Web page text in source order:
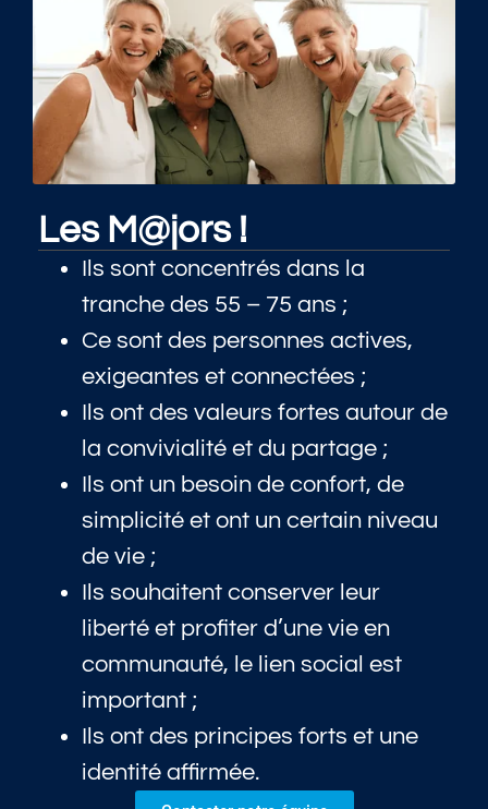
Les M@jors !
Ils sont concentrés dans la
tranche des 55 – 75 ans ;
Ce sont des personnes actives,
exigeantes et connectées ;
Ils ont des valeurs fortes autour de
la convivialité et du partage ;
Ils ont un besoin de confort, de
simplicité et ont un certain niveau
de vie ;
Ils souhaitent conserver leur
liberté et profiter d’une vie en
communauté, le lien social est
important ;
Ils ont des principes forts et une
identité affirmée.